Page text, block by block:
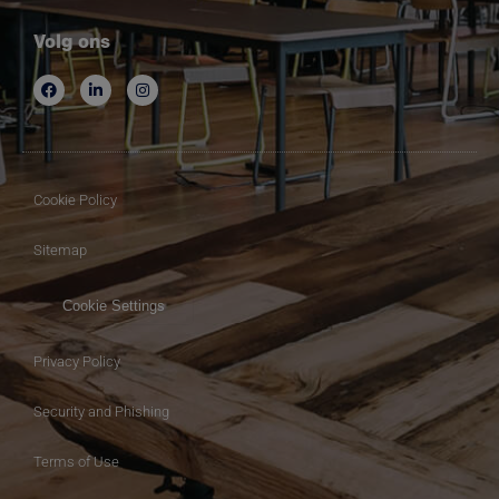
Volg ons
Cookie Policy
Sitemap
Cookie Settings
Privacy Policy
Security and Phishing
Terms of Use